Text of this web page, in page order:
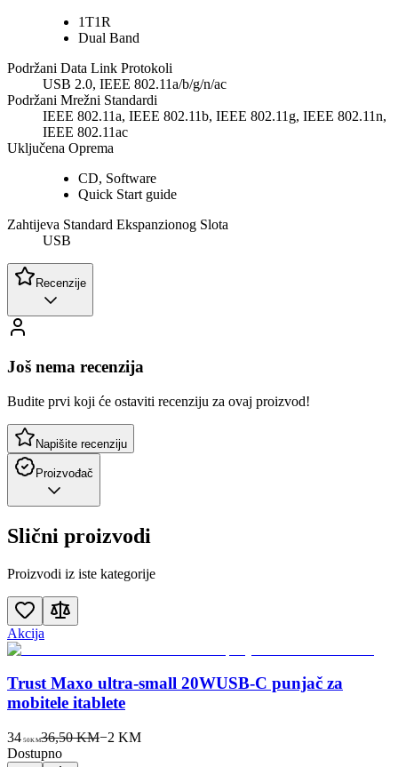
1T1R
Dual Band
Podržani Data Link Protokoli
USB 2.0, IEEE 802.11a/b/g/n/ac
Podržani Mrežni Standardi
IEEE 802.11a, IEEE 802.11b, IEEE 802.11g, IEEE 802.11n,
IEEE 802.11ac
Uključena Oprema
CD, Software
Quick Start guide
Zahtijeva Standard Ekspanzionog Slota
USB
Recenzije
Još nema recenzija
Budite prvi koji će ostaviti recenziju za ovaj proizvod!
Napišite recenziju
Proizvođač
Slični proizvodi
Proizvodi iz iste kategorije
Akcija
Trust Maxo ultra-small 20WUSB-C punjač za
mobitele itablete
34 50KM36,50 KM−2 KM
Dostupno